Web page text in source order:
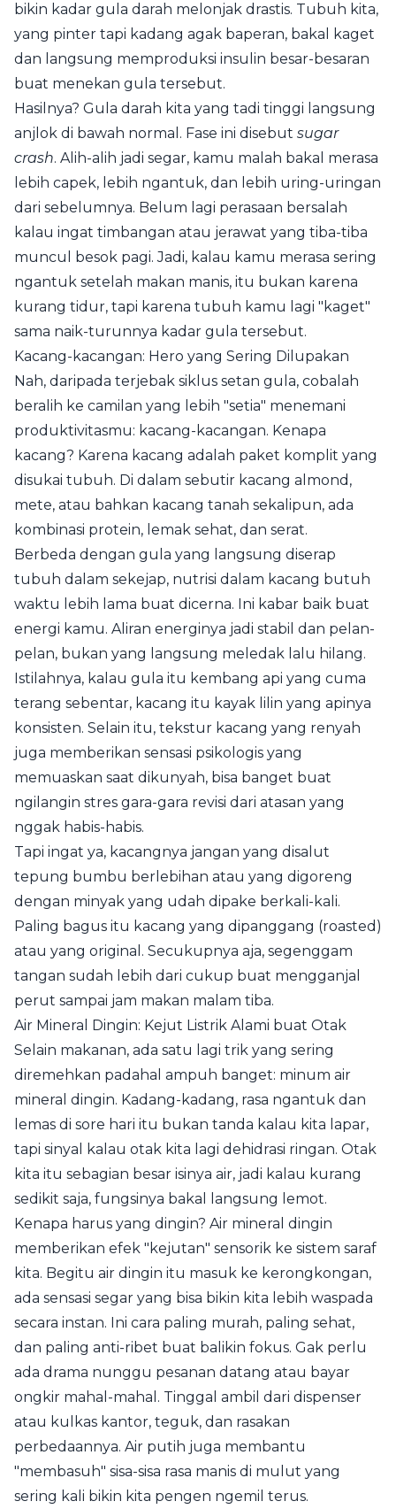
bikin kadar gula darah melonjak drastis. Tubuh kita,
yang pinter tapi kadang agak baperan, bakal kaget
dan langsung memproduksi insulin besar-besaran
buat menekan gula tersebut.
Hasilnya? Gula darah kita yang tadi tinggi langsung
anjlok di bawah normal. Fase ini disebut sugar
crash. Alih-alih jadi segar, kamu malah bakal merasa
lebih capek, lebih ngantuk, dan lebih uring-uringan
dari sebelumnya. Belum lagi perasaan bersalah
kalau ingat timbangan atau jerawat yang tiba-tiba
muncul besok pagi. Jadi, kalau kamu merasa sering
ngantuk setelah makan manis, itu bukan karena
kurang tidur, tapi karena tubuh kamu lagi "kaget"
sama naik-turunnya kadar gula tersebut.
Kacang-kacangan: Hero yang Sering Dilupakan
Nah, daripada terjebak siklus setan gula, cobalah
beralih ke camilan yang lebih "setia" menemani
produktivitasmu: kacang-kacangan. Kenapa
kacang? Karena kacang adalah paket komplit yang
disukai tubuh. Di dalam sebutir kacang almond,
mete, atau bahkan kacang tanah sekalipun, ada
kombinasi protein, lemak sehat, dan serat.
Berbeda dengan gula yang langsung diserap
tubuh dalam sekejap, nutrisi dalam kacang butuh
waktu lebih lama buat dicerna. Ini kabar baik buat
energi kamu. Aliran energinya jadi stabil dan pelan-
pelan, bukan yang langsung meledak lalu hilang.
Istilahnya, kalau gula itu kembang api yang cuma
terang sebentar, kacang itu kayak lilin yang apinya
konsisten. Selain itu, tekstur kacang yang renyah
juga memberikan sensasi psikologis yang
memuaskan saat dikunyah, bisa banget buat
ngilangin stres gara-gara revisi dari atasan yang
nggak habis-habis.
Tapi ingat ya, kacangnya jangan yang disalut
tepung bumbu berlebihan atau yang digoreng
dengan minyak yang udah dipake berkali-kali.
Paling bagus itu kacang yang dipanggang (roasted)
atau yang original. Secukupnya aja, segenggam
tangan sudah lebih dari cukup buat mengganjal
perut sampai jam makan malam tiba.
Air Mineral Dingin: Kejut Listrik Alami buat Otak
Selain makanan, ada satu lagi trik yang sering
diremehkan padahal ampuh banget: minum air
mineral dingin. Kadang-kadang, rasa ngantuk dan
lemas di sore hari itu bukan tanda kalau kita lapar,
tapi sinyal kalau otak kita lagi dehidrasi ringan. Otak
kita itu sebagian besar isinya air, jadi kalau kurang
sedikit saja, fungsinya bakal langsung lemot.
Kenapa harus yang dingin? Air mineral dingin
memberikan efek "kejutan" sensorik ke sistem saraf
kita. Begitu air dingin itu masuk ke kerongkongan,
ada sensasi segar yang bisa bikin kita lebih waspada
secara instan. Ini cara paling murah, paling sehat,
dan paling anti-ribet buat balikin fokus. Gak perlu
ada drama nunggu pesanan datang atau bayar
ongkir mahal-mahal. Tinggal ambil dari dispenser
atau kulkas kantor, teguk, dan rasakan
perbedaannya. Air putih juga membantu
"membasuh" sisa-sisa rasa manis di mulut yang
sering kali bikin kita pengen ngemil terus.